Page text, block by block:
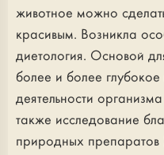
животное можно
красивым. Возникла
диетология. Основой
более и более
деятельности
также исследование
природных препаратов